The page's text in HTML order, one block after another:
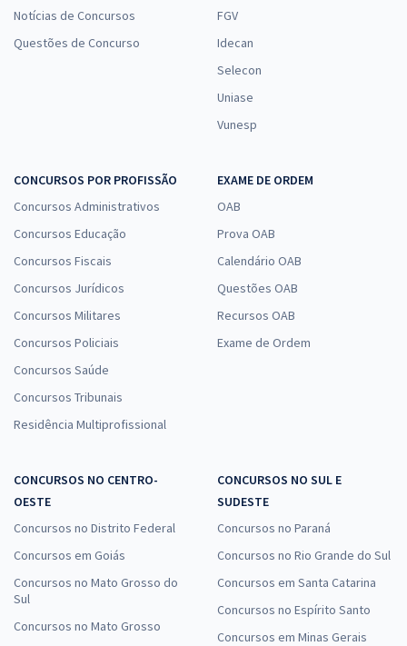
Notícias de Concursos
Questões de Concurso
FGV
Idecan
Selecon
Uniase
Vunesp
CONCURSOS POR PROFISSÃO
Concursos Administrativos
Concursos Educação
Concursos Fiscais
Concursos Jurídicos
Concursos Militares
Concursos Policiais
Concursos Saúde
Concursos Tribunais
Residência Multiprofissional
EXAME DE ORDEM
OAB
Prova OAB
Calendário OAB
Questões OAB
Recursos OAB
Exame de Ordem
CONCURSOS NO CENTRO-
OESTE
Concursos no Distrito Federal
Concursos em Goiás
Concursos no Mato Grosso do
Sul
Concursos no Mato Grosso
CONCURSOS NO SUL E
SUDESTE
Concursos no Paraná
Concursos no Rio Grande do Sul
Concursos em Santa Catarina
Concursos no Espírito Santo
Concursos em Minas Gerais